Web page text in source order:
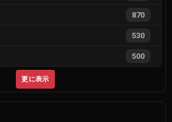
870
530
500
更に表示